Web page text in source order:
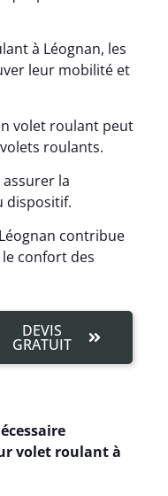
à Léognan, les
leur mobilité et
volet roulant peut
roulants.
la
dispositif.
contribue
confort des
DEVIS
GRATUIT
volet roulant à